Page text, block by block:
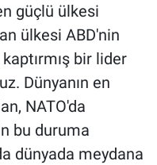
güçlü ülkesi
ülkesi ABD'nin
bir lider
Dünyanın en
NATO'da
bu duruma
dünyada meydana